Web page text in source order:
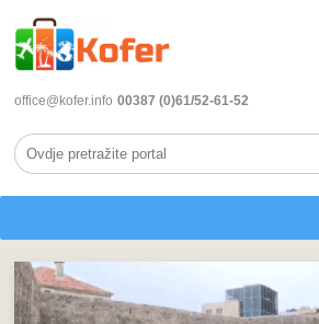
office@kofer.info 00387 (0)61/52-61-52